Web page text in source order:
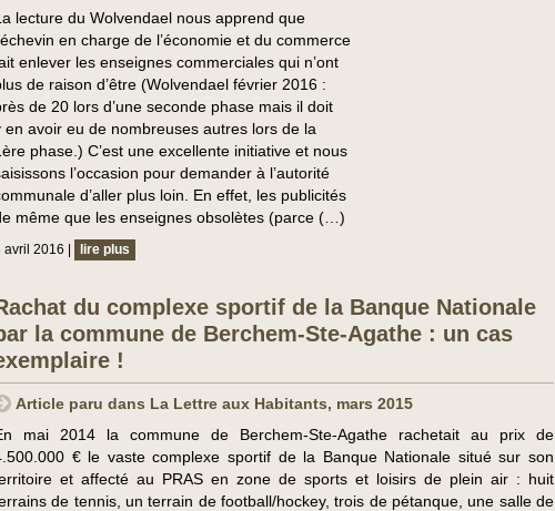
lecture du Wolvendael nous apprend que
en charge de l’économie et du commerce
enlever les enseignes commerciales qui n’ont
de raison d’être (Wolvendael février 2016 :
de 20 lors d’une seconde phase mais il doit
en avoir eu de nombreuses autres lors de la
phase.) C’est une excellente initiative et nous
l’occasion pour demander à l’autorité
d’aller plus loin. En effet, les publicités
même que les enseignes obsolètes (parce (…)
avril 2016 | lire plus
du complexe sportif de la Banque Nationale
la commune de Berchem-Ste-Agathe : un cas
!
Article paru dans La Lettre aux Habitants, mars 2015
mai 2014 la commune de Berchem-Ste-Agathe rachetait au prix de
€ le vaste complexe sportif de la Banque Nationale situé sur son
et affecté au PRAS en zone de sports et loisirs de plein air : huit
de tennis, un terrain de football/hockey, trois de pétanque, une salle de